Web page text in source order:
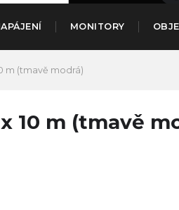
MONITORY
m (tmavě modrá)
10 m (tmavě